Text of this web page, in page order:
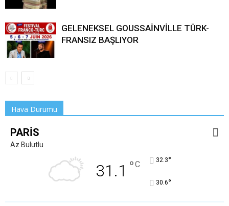
GELENEKSEL GOUSSAİNVİLLE TÜRK-
FRANSIZ BAŞLIYOR
Hava Durumu
PARIS
Az Bulutlu
31.1 °C 32.3°
30.6°